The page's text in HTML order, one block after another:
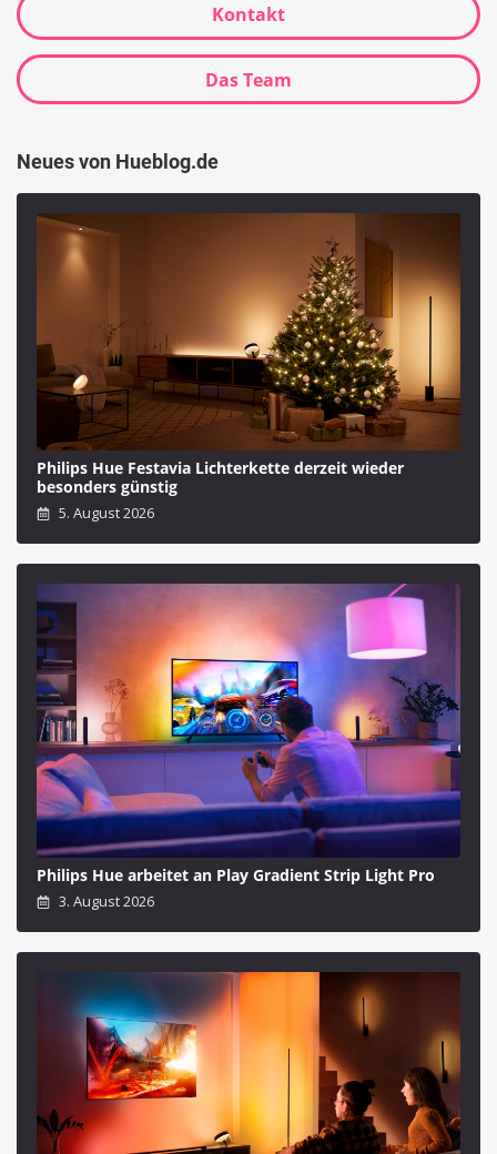
Kontakt
Das Team
Neues von Hueblog.de
Philips Hue Festavia Lichterkette derzeit wieder
besonders günstig
5. August 2026
Philips Hue arbeitet an Play Gradient Strip Light Pro
3. August 2026